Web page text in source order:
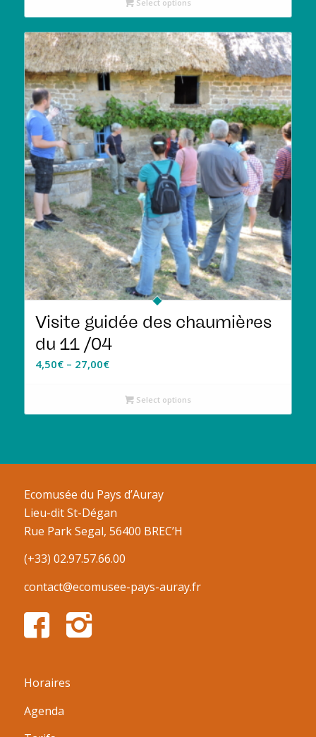
Select options
Visite guidée des chaumières
du 11 /04
4,50€– 27,00€
Select options
Ecomusée du Pays d’Auray
Lieu-dit St-Dégan
Rue Park Segal, 56400 BREC’H
(+33) 02.97.57.66.00
contact@ecomusee-pays-auray.fr
Horaires
Agenda